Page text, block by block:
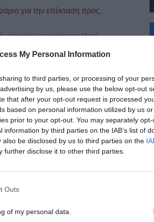
My Personal Information
to third parties, or processing of your
by us, please use the below opt-out
that after your opt-out request is processed
based on personal information utilized by us
prior to your opt-out. You may separately
by third parties on the IAB’s list of
be disclosed by us to third parties on the
further disclose it to other third parties.
Outs
of my personal data.
για την επέκταση προς
στο ωράριο λειτουργίας του Μετρό
Σήμερα η λιτάνευση της ιεράς
εορτή της Μεταμορφώσεως του
6 Αυγούστου
κάθε χρόνο στις 6 Αυγούστου, ημέρα των
του Γιάννη Κυριακίδη
φωτογραφικό αρχείο του Γιάννη
+
°